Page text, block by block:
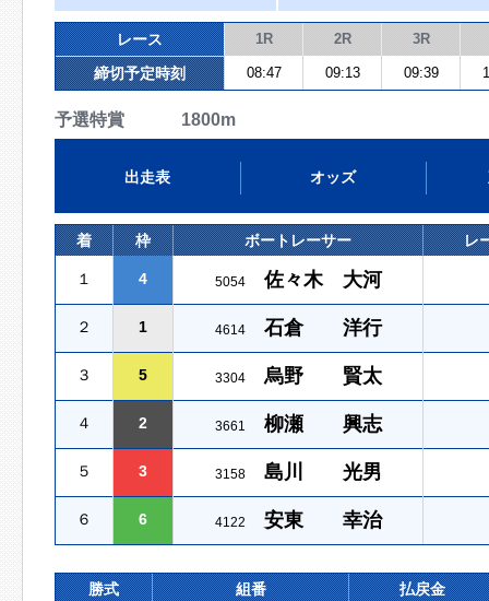
レース 1R 2R 3R
締切予定時刻 08:47 09:13 09:39
予選特賞 1800m
出走表 オッズ
着 枠 ボートレーサー レ
１ 4 5054 佐々木 大河
２ 1 4614 石倉 洋行
３ 5 3304 烏野 賢太
４ 2 3661 柳瀬 興志
５ 3 3158 島川 光男
６ 6 4122 安東 幸治
勝式 組番 払戻金